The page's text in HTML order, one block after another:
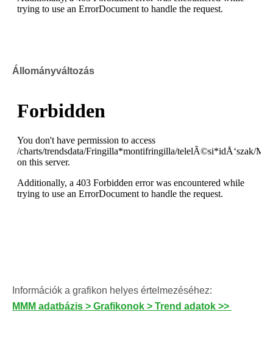
Állományváltozás
Információk a grafikon helyes értelmezéséhez:
MMM adatbázis > Grafikonok > Trend adatok >>